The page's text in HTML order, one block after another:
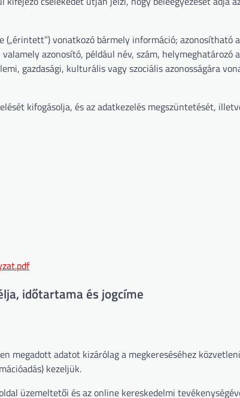
vonatkozó bármely információ; azonosítható
azonosító, például név, szám, helymeghatározó
gazdasági, kulturális vagy szociális azonosságára
kifogásolja, és az adatkezelés megszüntetését,
időtartama és jogcíme
megadott adatot kizárólag a megkereséséhez
kezeljük.
üzemeltetői és az online kereskedelmi